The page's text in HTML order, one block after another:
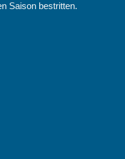
Saison bestritten.